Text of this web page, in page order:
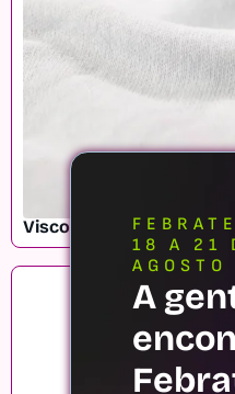
Viscolycra SOFTmotion
18 A 21
AGOSTO
A